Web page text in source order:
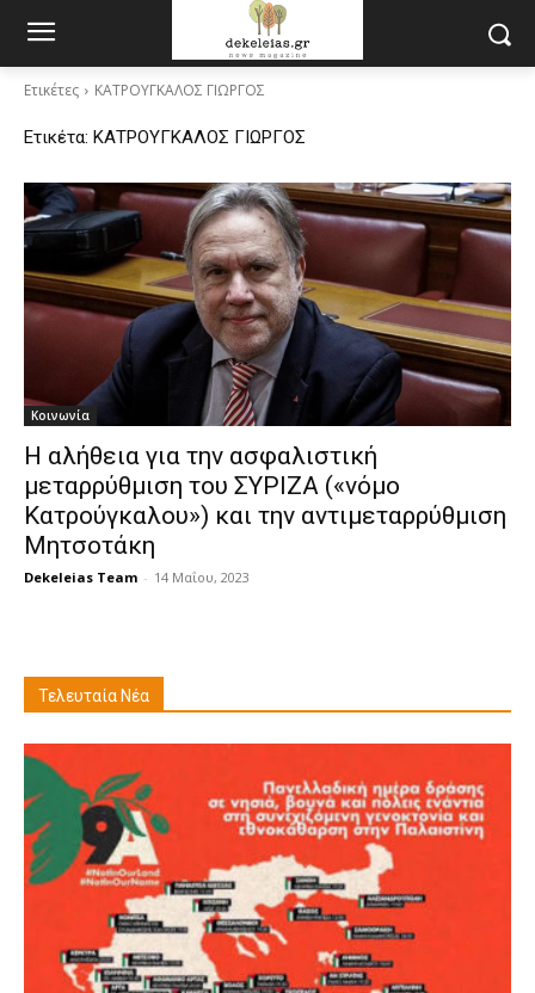
Ετικέτες ΚΑΤΡΟΥΓΚΑΛΟΣ ΓΙΩΡΓΟΣ
Ετικέτα: ΚΑΤΡΟΥΓΚΑΛΟΣ ΓΙΩΡΓΟΣ
Κοινωνία
Η αλήθεια για την ασφαλιστική
μεταρρύθμιση του ΣΥΡΙΖΑ («νόμο
Κατρούγκαλου») και την αντιμεταρρύθμιση
Μητσοτάκη
Dekeleias Team - 14 Μαΐου, 2023
Τελευταία Νέα